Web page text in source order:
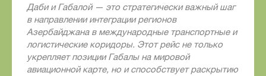
Даби и Габалой — это стратегически важный шаг
в направлении интеграции регионов
Азербайджана в международные транспортные и
логистические коридоры. Этот рейс не только
укрепляет позиции Габалы на мировой
авиационной карте, но и способствует раскрытию